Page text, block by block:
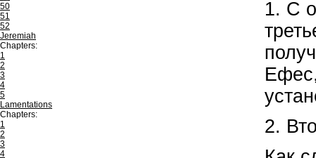
50
51
52
Jeremiah
Chapters:
1
2
3
4
5
Lamentations
Chapters:
1
2
3
4
1. С
2.